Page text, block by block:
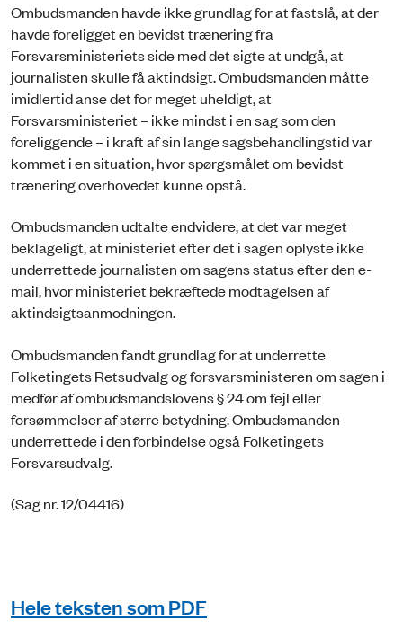
Ombudsmanden havde ikke grundlag for at fastslå, at der
havde foreligget en bevidst trænering fra
Forsvarsministeriets side med det sigte at undgå, at
journalisten skulle få aktindsigt. Ombudsmanden måtte
imidlertid anse det for meget uheldigt, at
Forsvarsministeriet – ikke mindst i en sag som den
foreliggende – i kraft af sin lange sagsbehandlingstid var
kommet i en situation, hvor spørgsmålet om bevidst
trænering overhovedet kunne opstå.
Ombudsmanden udtalte endvidere, at det var meget
beklageligt, at ministeriet efter det i sagen oplyste ikke
underrettede journalisten om sagens status efter den e-
mail, hvor ministeriet bekræftede modtagelsen af
aktindsigtsanmodningen.
Ombudsmanden fandt grundlag for at underrette
Folketingets Retsudvalg og forsvarsministeren om sagen i
medfør af ombudsmandslovens § 24 om fejl eller
forsømmelser af større betydning. Ombudsmanden
underrettede i den forbindelse også Folketingets
Forsvarsudvalg.
(Sag nr. 12/04416)
Hele teksten som PDF